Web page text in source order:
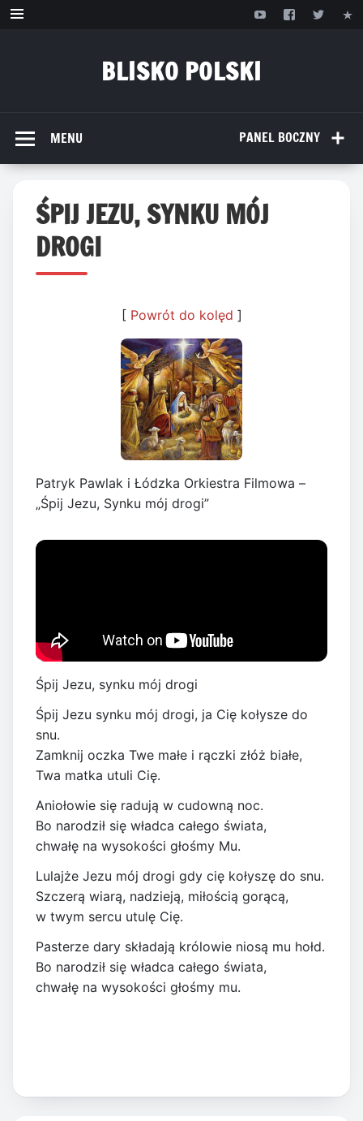
Przejdź
BLISKO POLSKI
PANEL BOCZNY
MENU
ŚPIJ JEZU, SYNKU MÓJ
DROGI
[ Powrót do kolęd ]
Patryk Pawlak i Łódzka Orkiestra Filmowa –
„Śpij Jezu, Synku mój drogi”
Śpij Jezu, synku mój drogi
Śpij Jezu synku mój drogi, ja Cię kołysze do
snu.
Zamknij oczka Twe małe i rączki złóż białe,
Twa matka utuli Cię.
Aniołowie się radują w cudowną noc.
Bo narodził się władca całego świata,
chwałę na wysokości głośmy Mu.
Lulajże Jezu mój drogi gdy cię kołyszę do snu.
Szczerą wiarą, nadzieją, miłością gorącą,
w twym sercu utulę Cię.
Pasterze dary składają królowie niosą mu hołd.
Bo narodził się władca całego świata,
chwałę na wysokości głośmy mu.